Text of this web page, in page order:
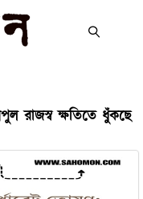
রাজস্ব ক্ষতিতে ধুঁকছে